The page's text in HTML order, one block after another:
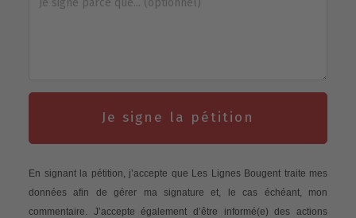
Je signe la pétition
En signant la pétition, j’accepte que Les Lignes Bougent traite mes
données afin de gérer ma signature et, le cas échéant, mon
commentaire. J’accepte également d’être informé(e) des actions